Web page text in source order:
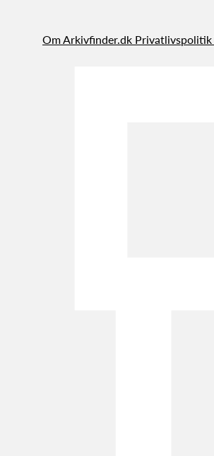
Om Arkivfinder.dk Privatlivspolitik